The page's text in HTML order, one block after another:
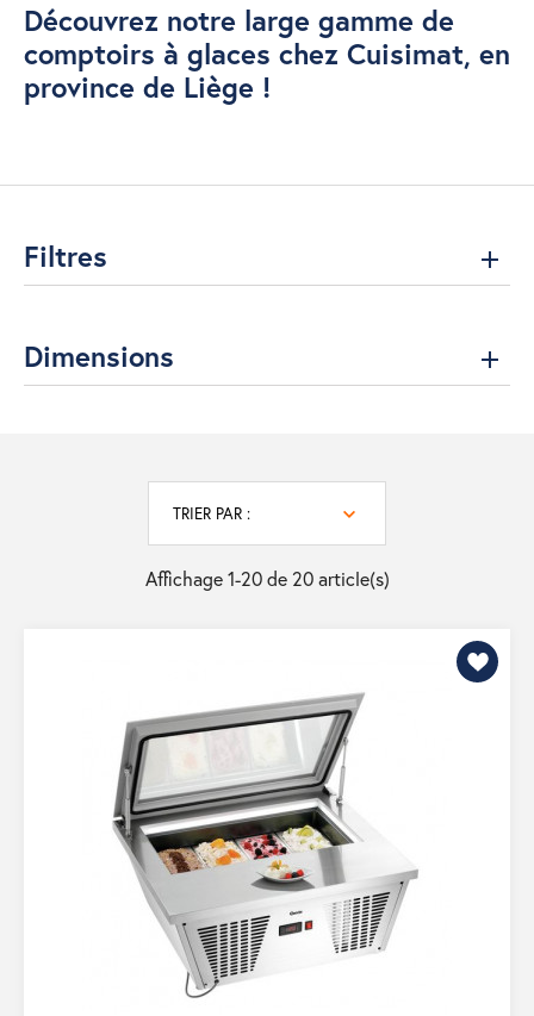
Découvrez notre large gamme de
comptoirs à glaces chez Cuisimat, en
province de Liège !
Filtres
Dimensions
TRIER PAR :
Affichage 1-20 de 20 article(s)